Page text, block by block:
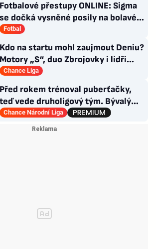
Fotbalové přestupy ONLINE: Sigma
se dočká vysněné posily na bolavé
místo, přichází Švéd
Fotbal
Kdo na startu mohl zaujmout Deniu?
Motory „S“, duo Zbrojovky i lídři
pohárových zástupců
Chance Liga
Před rokem trénoval puberťačky,
teď vede druholigový tým. Bývalý
reportér zažívá raketový vzestup
Chance Národní Liga